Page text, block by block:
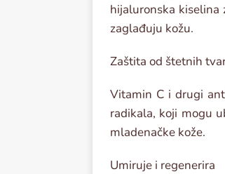
hijaluronska kiselina
zaglađuju kožu.
Zaštita od štetnih
Vitamin C i drugi
radikala, koji mogu
mladenačke kože.
Umiruje i regenerira